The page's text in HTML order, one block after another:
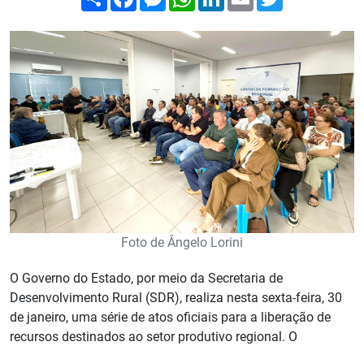
Foto de Ângelo Lorini
O Governo do Estado, por meio da Secretaria de
Desenvolvimento Rural (SDR), realiza nesta sexta-feira, 30
de janeiro, uma série de atos oficiais para a liberação de
recursos destinados ao setor produtivo regional. O